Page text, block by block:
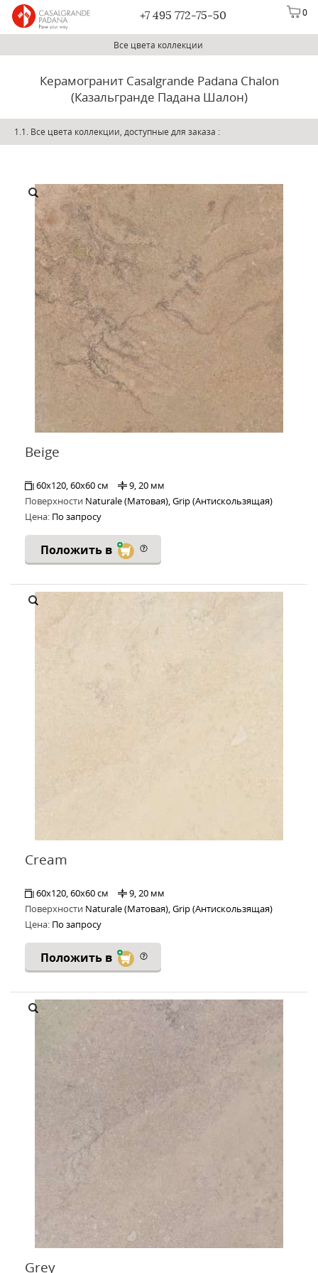
0
+7 495 772-75-50
Все цвета коллекции
Керамогранит Casalgrande Padana Chalon
(Казальгранде Падана Шалон)
1.1. Все цвета коллекции, доступные для заказа :
Beige
60x120, 60x60 см
9, 20 мм
Поверхности Naturale (Матовая), Grip (Антискользящая)
Цена: По запросу
Положить в
Cream
60x120, 60x60 см
9, 20 мм
Поверхности Naturale (Матовая), Grip (Антискользящая)
Цена: По запросу
Положить в
Grey